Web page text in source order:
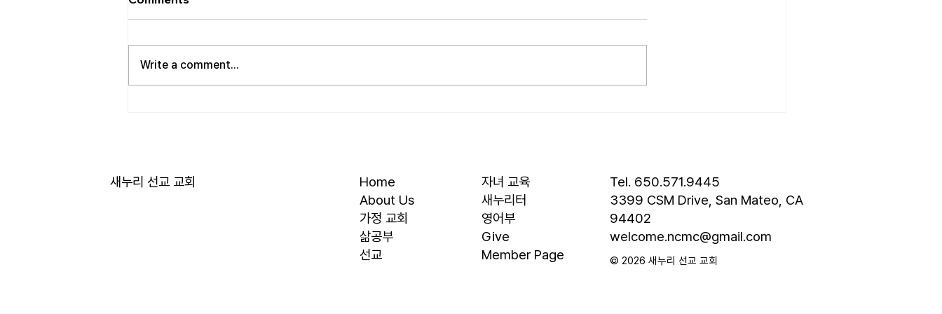
• 성만찬 오늘 예배중에 있습니다.
의회 모임 8월 11일 화요일 오전 11
시에 저희 교회에서 호스트 합니
아버님을 뵈러 텍사스에 이번 수요
일부터 토요일까지
• 서대석 목자 단기 선교 8월 1일부
등록 평신도 세미나가 어스틴 늘푸
• 교회 협의회 오늘 오후 3:45분경
에 교회 2층
• 박성훈 성도 단기 선교 7월 24일
뒷풀이 모임 오늘 오후 4시경에 교
사항은 가정교회
Write a comment...
Home
About Us
​가정 교회
​삶공부
​선교
자녀 교육
새누리터
영어부
Give
Member Page
Tel. 650.571.9445
3399 CSM Drive, San Mateo, CA
94402
welcome.ncmc@gmail.com
© 2026 새누리 선교 교회
새누리 선교 교회